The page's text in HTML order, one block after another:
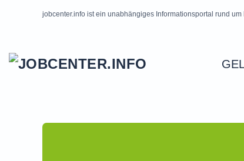
jobcenter.info ist ein unabhängiges Informationsportal rund